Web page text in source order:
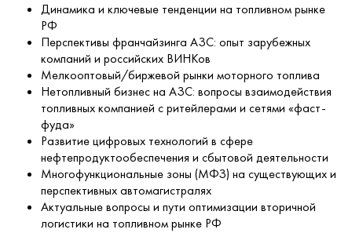
Динамика и ключевые тенденции на топливном рынке
РФ
Перспективы франчайзинга АЗС: опыт зарубежных
компаний и российских ВИНКов
Мелкооптовый/биржевой рынки моторного топлива
Нетопливный бизнес на АЗС: вопросы взаимодействия
топливных компанией с ритейлерами и сетями «фаст-
фуда»
Развитие цифровых технологий в сфере
нефтепродуктообеспечения и сбытовой деятельности
Многофункциональные зоны (МФЗ) на существующих и
перспективных автомагистралях
Актуальные вопросы и пути оптимизации вторичной
логистики на топливном рынке РФ